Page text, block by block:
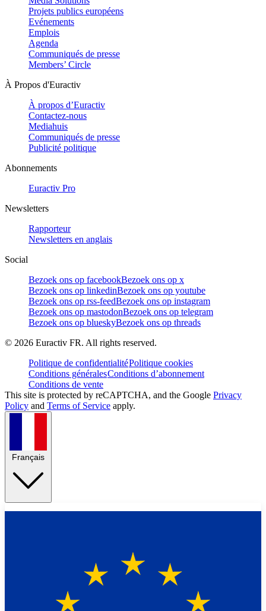
Projets publics européens
Evénements
Emplois
Agenda
Communiqués de presse
Members’ Circle
À Propos d'Euractiv
À propos d’Euractiv
Contactez-nous
Mediahuis
Communiqués de presse
Publicité politique
Abonnements
Euractiv Pro
Newsletters
Rapporteur
Newsletters en anglais
Social
Bezoek ons op facebookBezoek ons op x
Bezoek ons op linkedinBezoek ons op youtube
Bezoek ons op rss-feedBezoek ons op instagram
Bezoek ons op mastodonBezoek ons op telegram
Bezoek ons op blueskyBezoek ons op threads
© 2026 Euractiv FR. All rights reserved.
Politique de confidentialitéPolitique cookies
Conditions généralesConditions d’abonnement
Conditions de vente
This site is protected by reCAPTCHA, and the Google Privacy
Policy and Terms of Service apply.
Français